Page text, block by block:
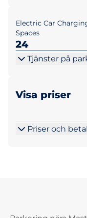
Electric Car
Spaces
24
Tjänster på
Visa priser
Priser och